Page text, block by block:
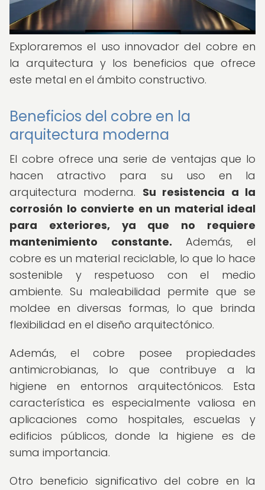
Exploraremos el uso innovador del cobre en
la arquitectura y los beneficios que ofrece
este metal en el ámbito constructivo.
Beneficios del cobre en la
arquitectura moderna
El cobre ofrece una serie de ventajas que lo
hacen atractivo para su uso en la
arquitectura moderna. Su resistencia a la
corrosión lo convierte en un material ideal
para exteriores, ya que no requiere
mantenimiento constante. Además, el
cobre es un material reciclable, lo que lo hace
sostenible y respetuoso con el medio
ambiente. Su maleabilidad permite que se
moldee en diversas formas, lo que brinda
flexibilidad en el diseño arquitectónico.
Además, el cobre posee propiedades
antimicrobianas, lo que contribuye a la
higiene en entornos arquitectónicos. Esta
característica es especialmente valiosa en
aplicaciones como hospitales, escuelas y
edificios públicos, donde la higiene es de
suma importancia.
Otro beneficio significativo del cobre en la